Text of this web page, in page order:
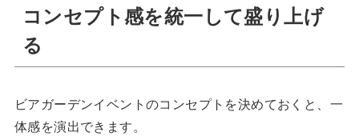
コンセプト感を統一して盛り上げ
る
ビアガーデンイベントのコンセプトを決めておくと、一
体感を演出できます。